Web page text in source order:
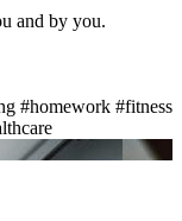
and by you.
#homework #fitness